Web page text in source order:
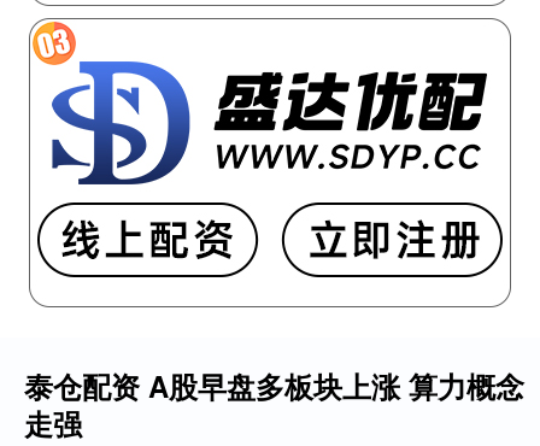
泰仓配资 A股早盘多板块上涨 算力概念
走强